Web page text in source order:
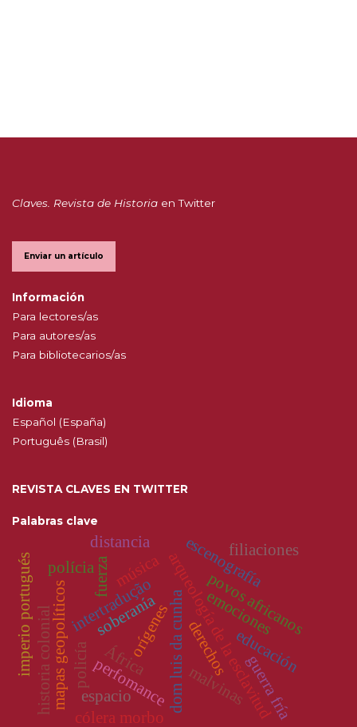
Claves. Revista de Historia en Twitter
Enviar un artículo
Información
Para lectores/as
Para autores/as
Para bibliotecarios/as
Idioma
Español (España)
Português (Brasil)
REVISTA CLAVES EN TWITTER
Palabras clave
arqueología de la esclavitud
dom luis da cunha
soberanía
orígenes
malvinas
intertradução povos africanos
mapas geopolíticos África
fuerza
emociones
escenografía
perfomance
espacio
historia colonial
distancia
derechos
imperio portugués
filiaciones
policía
música
educación
guerra fría
polícia
cólera morbo